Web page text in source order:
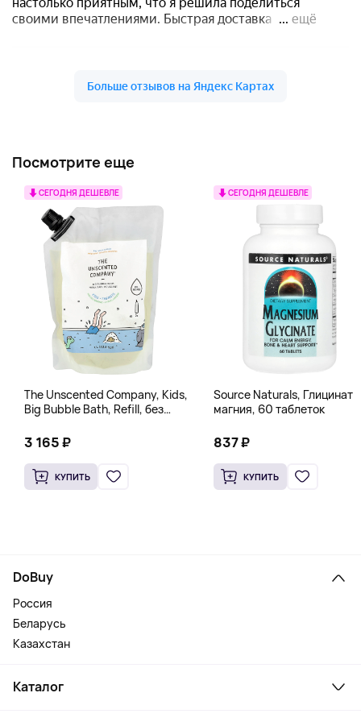
Посмотрите еще
СЕГОДНЯ ДЕШЕВЛЕ
The Unscented Company, Kids,
Big Bubble Bath, Refill, без
Унции)
3 165 ₽
КУПИТЬ
СЕГОДНЯ ДЕШЕВЛЕ
Source Naturals, Глицинат
магния, 60 таблеток
837 ₽
КУПИТЬ
DoBuy
Россия
Беларусь
Казахстан
Каталог